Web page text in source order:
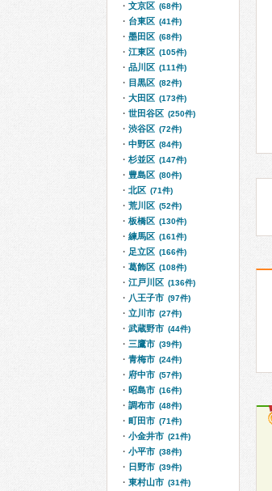
文京区 (68件)
台東区 (41件)
墨田区 (68件)
江東区 (105件)
品川区 (111件)
目黒区 (82件)
大田区 (173件)
世田谷区 (250件)
渋谷区 (72件)
中野区 (84件)
杉並区 (147件)
豊島区 (80件)
北区 (71件)
荒川区 (52件)
板橋区 (130件)
練馬区 (161件)
足立区 (166件)
葛飾区 (108件)
江戸川区 (136件)
八王子市 (97件)
立川市 (27件)
武蔵野市 (44件)
三鷹市 (39件)
青梅市 (24件)
府中市 (57件)
昭島市 (16件)
調布市 (48件)
町田市 (71件)
小金井市 (21件)
小平市 (38件)
日野市 (39件)
東村山市 (31件)